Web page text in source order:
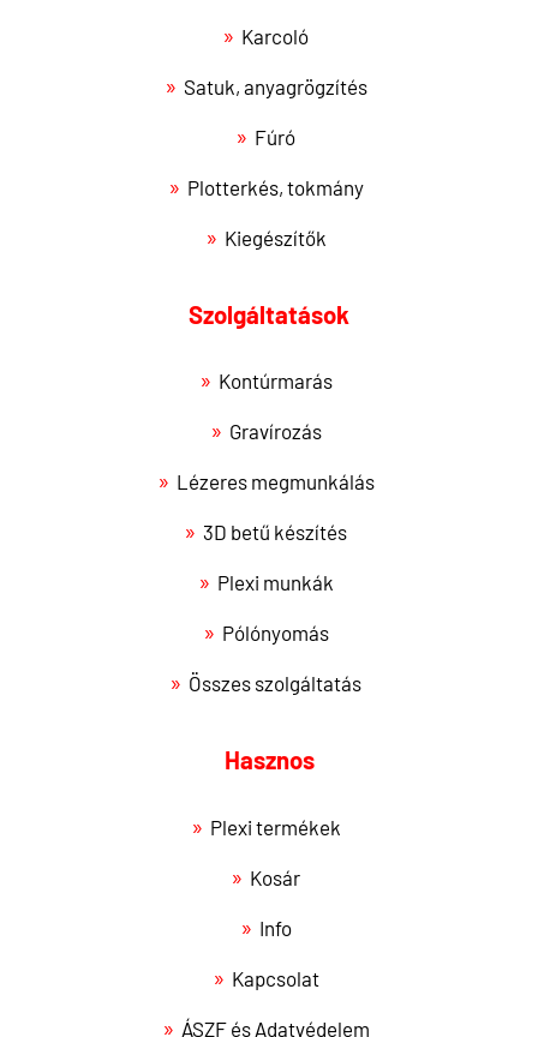
Karcoló
Satuk, anyagrögzítés
Fúró
Plotterkés, tokmány
Kiegészítők
Szolgáltatások
Kontúrmarás
Gravírozás
Lézeres megmunkálás
3D betű készítés
Plexi munkák
Pólónyomás
Összes szolgáltatás
Hasznos
Plexi termékek
Kosár
Info
Kapcsolat
ÁSZF és Adatvédelem